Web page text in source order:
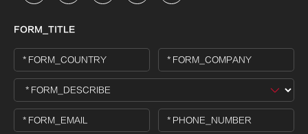
FORM_TITLE